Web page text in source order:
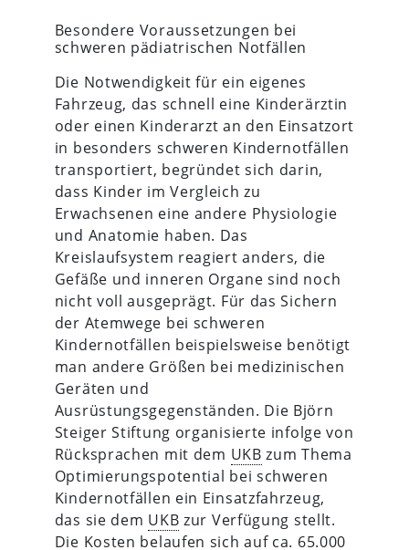
Besondere Voraussetzungen bei
schweren pädiatrischen Notfällen
Die Notwendigkeit für ein eigenes
Fahrzeug, das schnell eine Kinderärztin
oder einen Kinderarzt an den Einsatzort
in besonders schweren Kindernotfällen
transportiert, begründet sich darin,
dass Kinder im Vergleich zu
Erwachsenen eine andere Physiologie
und Anatomie haben. Das
Kreislaufsystem reagiert anders, die
Gefäße und inneren Organe sind noch
nicht voll ausgeprägt. Für das Sichern
der Atemwege bei schweren
Kindernotfällen beispielsweise benötigt
man andere Größen bei medizinischen
Geräten und
Ausrüstungsgegenständen. Die Björn
Steiger Stiftung organisierte infolge von
Rücksprachen mit dem UKB zum Thema
Optimierungspotential bei schweren
Kindernotfällen ein Einsatzfahrzeug,
das sie dem UKB zur Verfügung stellt.
Die Kosten belaufen sich auf ca. 65.000